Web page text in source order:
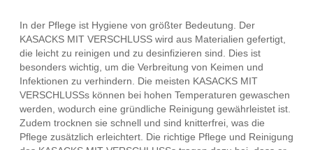
In der Pflege ist Hygiene von größter Bedeutung. Der
KASACKS MIT VERSCHLUSS wird aus Materialien gefertigt,
die leicht zu reinigen und zu desinfizieren sind. Dies ist
besonders wichtig, um die Verbreitung von Keimen und
Infektionen zu verhindern. Die meisten KASACKS MIT
VERSCHLUSSs können bei hohen Temperaturen gewaschen
werden, wodurch eine gründliche Reinigung gewährleistet ist.
Zudem trocknen sie schnell und sind knitterfrei, was die
Pflege zusätzlich erleichtert. Die richtige Pflege und Reinigung